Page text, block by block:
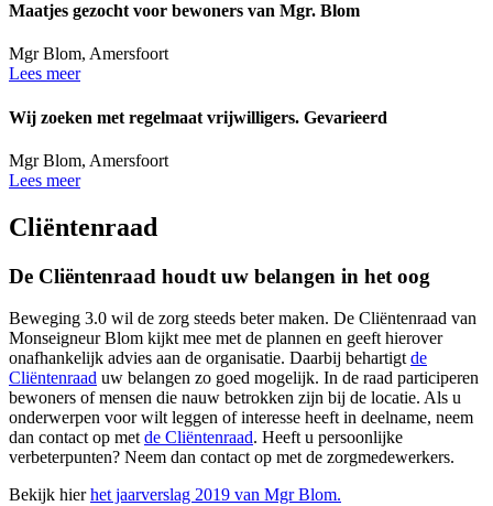
Maatjes gezocht voor bewoners van Mgr. Blom
Mgr Blom, Amersfoort
Lees meer
Wij zoeken met regelmaat vrijwilligers. Gevarieerd
Mgr Blom, Amersfoort
Lees meer
Cliëntenraad
De Cliëntenraad houdt uw belangen in het oog
Beweging 3.0 wil de zorg steeds beter maken. De Cliëntenraad van
Monseigneur Blom kijkt mee met de plannen en geeft hierover
onafhankelijk advies aan de organisatie. Daarbij behartigt de
Cliëntenraad uw belangen zo goed mogelijk. In de raad participeren
bewoners of mensen die nauw betrokken zijn bij de locatie. Als u
onderwerpen voor wilt leggen of interesse heeft in deelname, neem
dan contact op met de Cliëntenraad. Heeft u persoonlijke
verbeterpunten? Neem dan contact op met de zorgmedewerkers.
Bekijk hierhet jaarverslag 2019 van Mgr Blom.